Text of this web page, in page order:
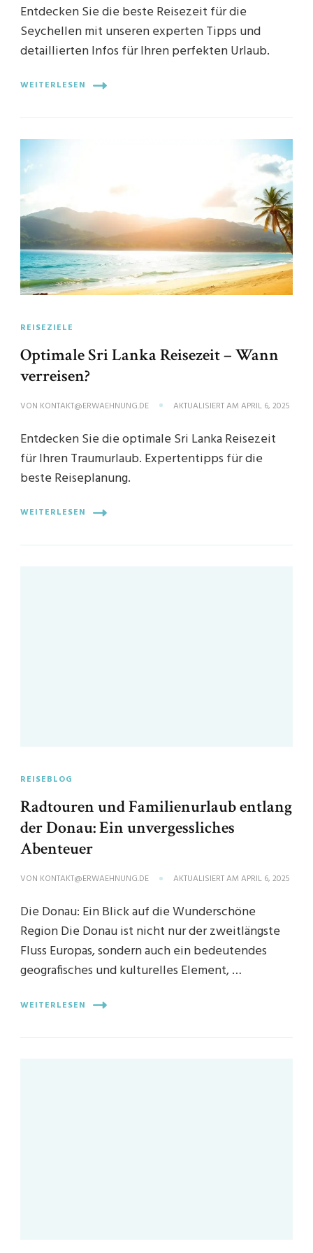
Entdecken Sie die beste Reisezeit für die
Seychellen mit unseren experten Tipps und
detaillierten Infos für Ihren perfekten Urlaub.
WEITERLESEN
REISEZIELE
Optimale Sri Lanka Reisezeit – Wann
verreisen?
VON KONTAKT@ERWAEHNUNG.DE AKTUALISIERT AM APRIL 6, 2025
Entdecken Sie die optimale Sri Lanka Reisezeit
für Ihren Traumurlaub. Expertentipps für die
beste Reiseplanung.
WEITERLESEN
REISEBLOG
Radtouren und Familienurlaub entlang
der Donau: Ein unvergessliches
Abenteuer
VON KONTAKT@ERWAEHNUNG.DE AKTUALISIERT AM APRIL 6, 2025
Die Donau: Ein Blick auf die Wunderschöne
Region Die Donau ist nicht nur der zweitlängste
Fluss Europas, sondern auch ein bedeutendes
geografisches und kulturelles Element, …
WEITERLESEN